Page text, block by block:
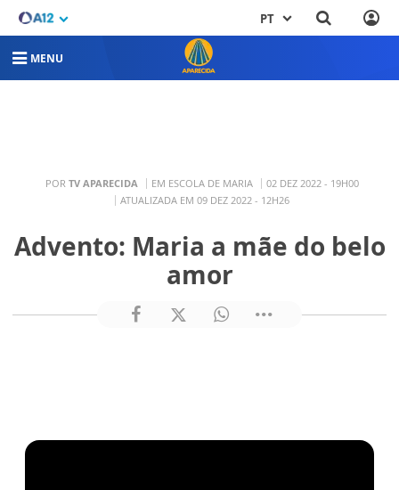
PT
MENU
POR TV APARECIDA EM ESCOLA DE MARIA
02 DEZ 2022 - 19H00
ATUALIZADA EM 09 DEZ 2022 - 12H26
Advento: Maria a mãe do belo
amor